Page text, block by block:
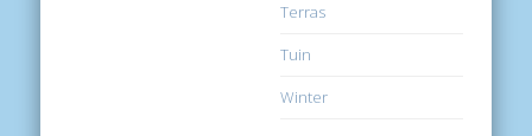
Terras
Tuin
Winter